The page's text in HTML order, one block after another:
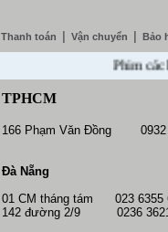
Thanh toán Vận chuyển Bảo
Phim cách
TPHCM
166 Phạm Văn Đồng 0932
Đà Nẵng
01 CM tháng tám 023 6355
142 đường 2/9 0236